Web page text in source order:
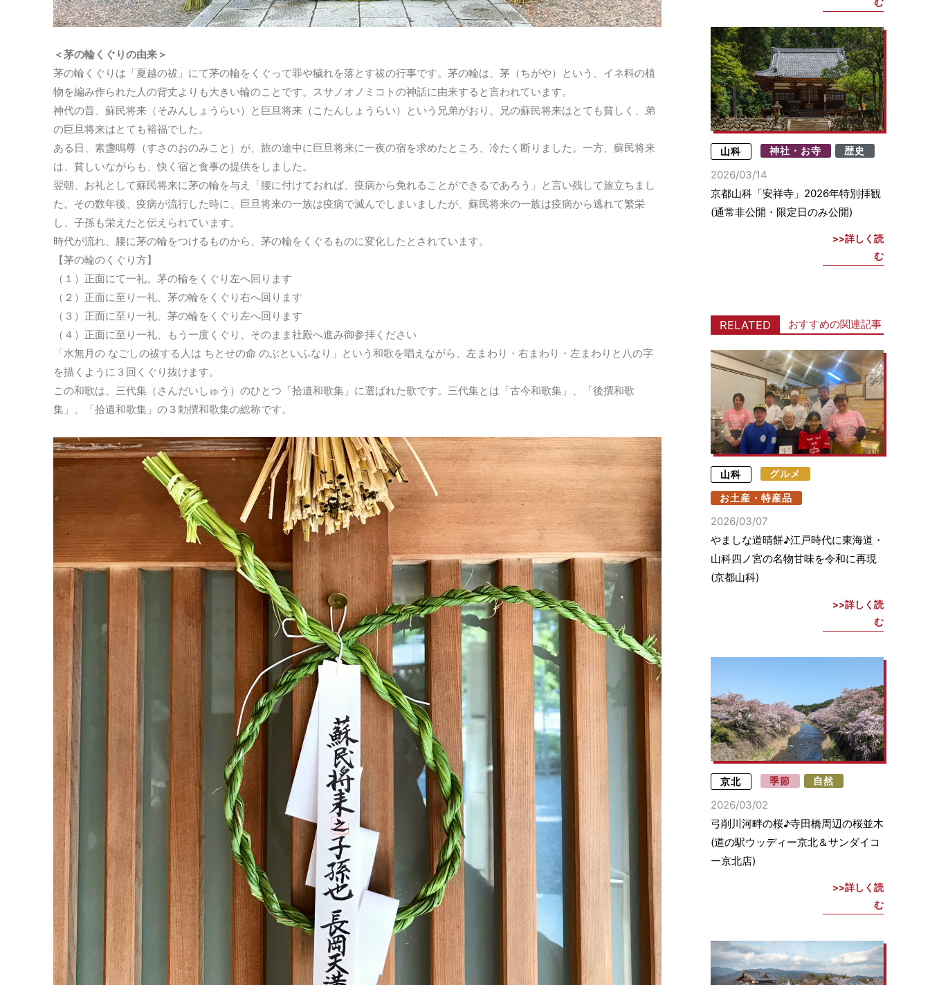
＜茅の輪くぐりの由来＞
茅の輪くぐりは「夏越の祓」にて茅の輪をくぐって罪や穢れを落とす祓の行事です。茅の輪は、茅（ちがや）という、イネ科の植
物を編み作られた人の背丈よりも大きい輪のことです。スサノオノミコトの神話に由来すると言われています。
神代の昔、蘇民将来（そみんしょうらい）と巨旦将来（こたんしょうらい）という兄弟がおり、兄の蘇民将来はとても貧しく、弟
の巨旦将来はとても裕福でした。
ある日、素盞嗚尊（すさのおのみこと）が、旅の途中に巨旦将来に一夜の宿を求めたところ、冷たく断りました。一方、蘇民将来
は、貧しいながらも、快く宿と食事の提供をしました。
翌朝、お礼として蘇民将来に茅の輪を与え「腰に付けておれば、疫病から免れることができるであろう」と言い残して旅立ちまし
た。その数年後、疫病が流行した時に、巨旦将来の一族は疫病で滅んでしまいましたが、蘇民将来の一族は疫病から逃れて繁栄
し、子孫も栄えたと伝えられています。
時代が流れ、腰に茅の輪をつけるものから、茅の輪をくぐるものに変化したとされています。
【茅の輪のくぐり方】
（１）正面にて一礼。茅の輪をくぐり左へ回ります
（２）正面に至り一礼、茅の輪をくぐり右へ回ります
（３）正面に至り一礼、茅の輪をくぐり左へ回ります
（４）正面に至り一礼、もう一度くぐり、そのまま社殿へ進み御参拝ください
「水無月の なごしの祓する人は ちとせの命 のぶといふなり」という和歌を唱えながら、左まわり・右まわり・左まわりと八の字
を描くように３回くぐり抜けます。
この和歌は、三代集（さんだいしゅう）のひとつ「拾遺和歌集」に選ばれた歌です。三代集とは「古今和歌集」、「後撰和歌
集」、「拾遺和歌集」の３勅撰和歌集の総称です。
山科 神社・お寺 歴史
2026/03/14
京都山科「安祥寺」2026年特別拝観
(通常非公開・限定日のみ公開)
詳しく読
む
RELATED おすすめの関連記事
山科 グルメ
お土産・特産品
2026/03/07
やましな道晴餅♪江戸時代に東海道・
山科四ノ宮の名物甘味を令和に再現
(京都山科)
詳しく読
む
京北 季節 自然
2026/03/02
弓削川河畔の桜♪寺田橋周辺の桜並木
(道の駅ウッディー京北＆サンダイコ
ー京北店)
詳しく読
む